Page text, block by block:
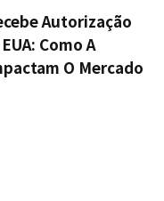
Autorização
Como A
O Mercado